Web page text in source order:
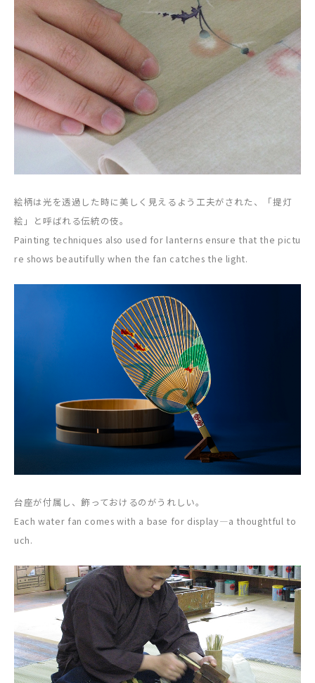
絵柄は光を透過した時に美しく見えるよう工夫がされた、「提灯
絵」と呼ばれる伝統の伎。
Painting techniques also used for lanterns ensure that the pictu
re shows beautifully when the fan catches the light.
台座が付属し、飾っておけるのがうれしい。
Each water fan comes with a base for display—a thoughtful to
uch.